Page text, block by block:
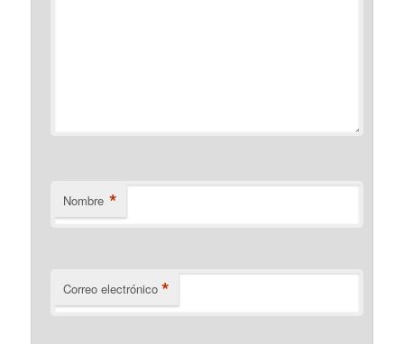
Nombre *
Correo electrónico *